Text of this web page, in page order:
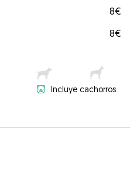
8€
8€
Incluye cachorros